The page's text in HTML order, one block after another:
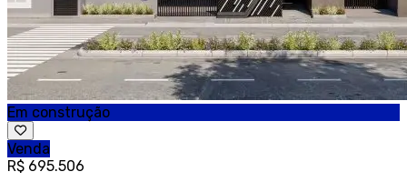
Em construção
Venda
R$ 695.506